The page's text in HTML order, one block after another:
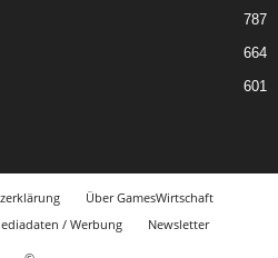
787
664
601
Über GamesWirtschaft
/ Werbung
Newsletter